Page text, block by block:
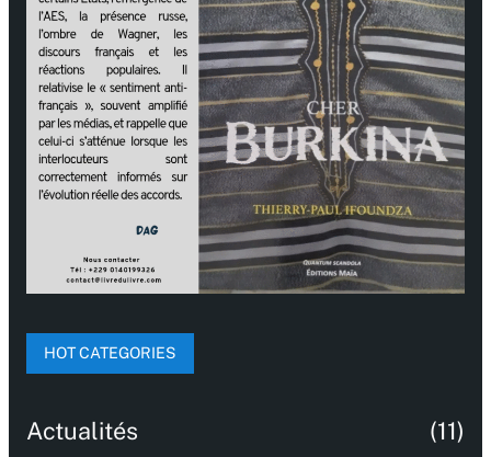
HOT CATEGORIES
Actualités (11)